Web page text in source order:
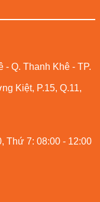
- Q. Thanh Khê - TP.
Kiệt, P.15, Q.11,
Thứ 7: 08:00 - 12:00